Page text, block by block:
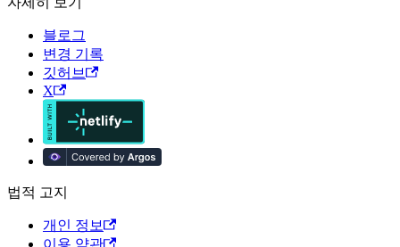
블로그
변경 기록
깃허브
X
법적 고지
개인 정보